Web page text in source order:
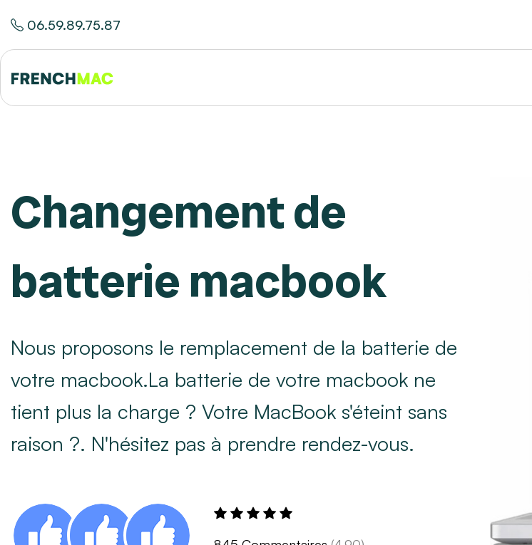
06.59.89.75.87
Changement de
batterie macbook
Nous proposons le remplacement de la batterie de
votre macbook.La batterie de votre macbook ne
tient plus la charge ? Votre MacBook s'éteint sans
raison ?. N'hésitez pas à prendre rendez-vous.